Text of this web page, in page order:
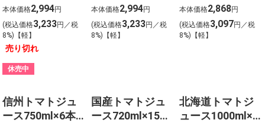
ぼり７５０ml×６
本
本体価格2,994円
(税込価格3,233円／税
8%)【軽】
売り切れ
休売中
本体価格2,994円
(税込価格3,233円／税
8%)【軽】
果汁炭酸入り信
州りんご100％」
270ml×12本
本体価格2,868円
(税込価格3,097円／税
8%)【軽】
信州トマトジュ
ース750ml×6本
国産トマトジュ
ース720ml×15本
北海道トマトジ
ュース1000ml×6